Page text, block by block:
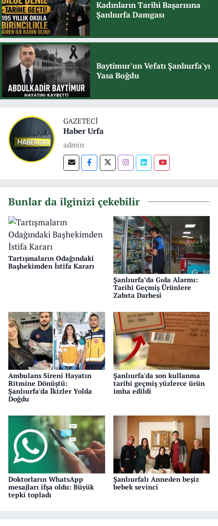
Kadınların Tarihi Başarısına
Şanlıurfa Damgası
Baytimur'un Vefatı Şanlıurfa'yı
Yasa Boğdu
GAZETECI
Haber Urfa
admin
Bunlar da ilginizi çekebilir
Tartışmaların Odağındaki
Başhekimden İstifa Kararı
Şanlıurfa’da Gıda Alarmı:
Tarihi Geçmiş Ürünlere
Zabıta Darbesi
Ambulans Sireni Hayatın
Ritmine Dönüştü:
Şanlıurfa'da İkizler Yolda
Doğdu
Şanlıurfa'da son kullanma
tarihi geçmiş yüzlerce ürün
imha edildi
Doktorların WhatsApp
mesajları ifşa oldu: Büyük
tepki topladı
Şanlıurfalı Anneden beşiz
bebek sevinci